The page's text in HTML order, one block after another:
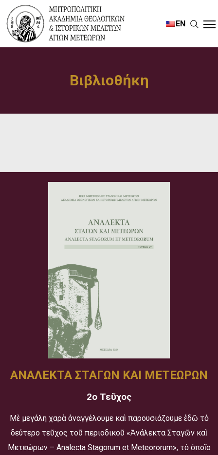
EN
Βιβλιοθήκη
ΑΝΑΛΕΚΤΑ ΣΤΑΓΩΝ ΚΑΙ ΜΕΤΕΩΡΩΝ
2ο Τεῦχος
Μὲ μεγάλη χαρὰ ἀναγγέλουμε καὶ παρουσιάζουμε ἐδῶ τὸ
δεύτερο τεῦχος τοῦ περιοδικοῦ «Ἀνάλεκτα Σταγῶν καὶ
Μετεώρων – Analecta Stagorum et Meteororum», τὸ ὁποῖο